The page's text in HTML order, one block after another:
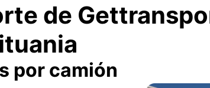
de
por camión